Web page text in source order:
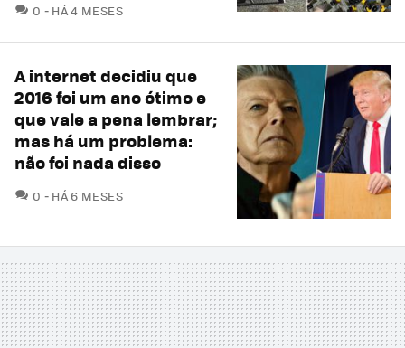
0 COMENTÁRIOS
HÁ 4 MESES
A internet decidiu que
2016 foi um ano ótimo e
que vale a pena lembrar;
mas há um problema:
não foi nada disso
0 COMENTÁRIOS
HÁ 6 MESES